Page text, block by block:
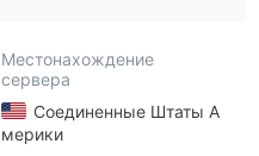
Местонахождение
сервера
Соединенные Штаты А
мерики